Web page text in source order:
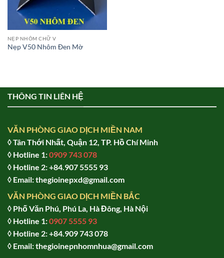
NẸP NHÔM CHỮ V
Nẹp V50 Nhôm Đen Mờ
THÔNG TIN LIÊN HỆ
VĂN PHÒNG GIAO DỊCH MIỀN NAM
◊ Tân Thới Nhất, Quận 12, TP. Hồ Chí Minh
◊ Hotline 1:0909 743 078
◊ Hotline 2: +84.907 5555 93
◊ Email: thegioinepxd@gmail.com
VĂN PHÒNG GIAO DỊCH MIỀN BẮC
◊ Phố Văn Phú, Phú La, Hà Đông, Hà Nội
◊ Hotline 1:0907 5555 93
◊ Hotline 2:+84.909 743 078
◊ Email: thegioinepnhomnhua@gmail.com